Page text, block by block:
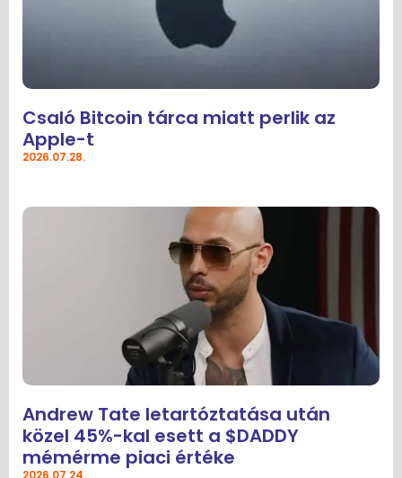
Csaló Bitcoin tárca miatt perlik az
Apple-t
2026.07.28.
Andrew Tate letartóztatása után
közel 45%-kal esett a $DADDY
mémérme piaci értéke
2026.07.24.